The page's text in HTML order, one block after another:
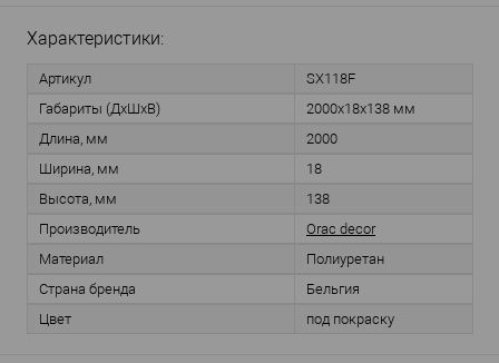
Характеристики:
Артикул
SX118F
Габариты (ДхШхВ)
2000х18х138 мм
Длина, мм
2000
Ширина, мм
18
Высота, мм
138
Производитель
Orac decor
Материал
Полиуретан
Страна бренда
Бельгия
Цвет
под покраску